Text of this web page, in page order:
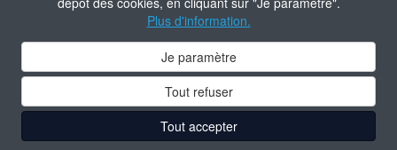
Plus d'information.
Je paramètre
Tout refuser
Tout accepter